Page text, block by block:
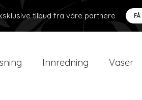
tilbud fra våre partnere
Innredning Vaser